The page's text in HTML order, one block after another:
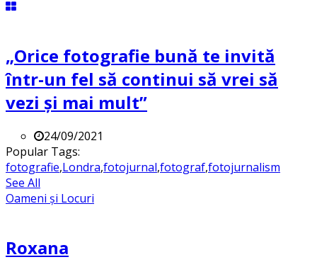
„Orice fotografie bună te invită
într-un fel să continui să vrei să
vezi și mai mult”
24/09/2021
Popular Tags:
fotografie,Londra,fotojurnal,fotograf,fotojurnalism
See All
Oameni și Locuri
Roxana